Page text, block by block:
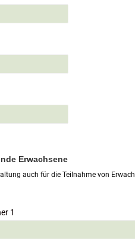
Erwachsene
auch für die Teilnahme von
1